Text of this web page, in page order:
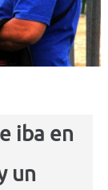
iba en
un